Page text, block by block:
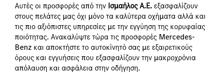
Αυτές οι προσφορές από την Ισμαήλος Α.Ε.εξασφαλίζουν
στους πελάτες μας όχι μόνο τα καλύτερα οχήματα αλλά και
τις πιο αξιόπιστες υπηρεσίες με την εγγύηση της κορυφαίας
ποιότητας. Ανακαλύψτε τώρα τις προσφορές Mercedes-
Benz και αποκτήστε το αυτοκίνητό σας με εξαιρετικούς
όρους και εγγυήσεις που εξασφαλίζουν την μακροχρόνια
απόλαυση και ασφάλεια στην οδήγηση.